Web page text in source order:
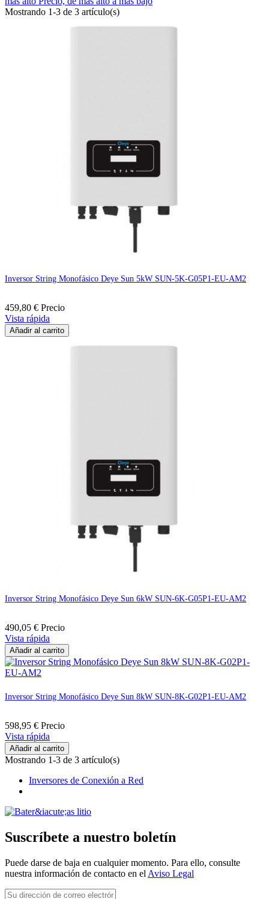
Mostrando 1-3 de 3 artículo(s)
Inversor String Monofásico Deye Sun 5kW SUN-5K-G05P1-EU-AM2
459,80 € Precio
Vista rápida
Añadir al carrito
Inversor String Monofásico Deye Sun 6kW SUN-6K-G05P1-EU-AM2
490,05 € Precio
Vista rápida
Añadir al carrito
Inversor String Monofásico Deye Sun 8kW SUN-8K-G02P1-EU-AM2
598,95 € Precio
Vista rápida
Añadir al carrito
Mostrando 1-3 de 3 artículo(s)
Inversores de Conexión a Red
Suscríbete a nuestro boletín
Puede darse de baja en cualquier momento. Para ello, consulte
nuestra información de contacto en el Aviso Legal